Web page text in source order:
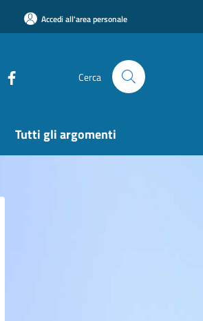
Accedi all'area personale
Cerca
Tutti gli argomenti